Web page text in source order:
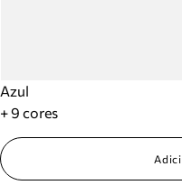
Azul
+ 9 cores